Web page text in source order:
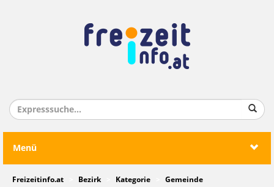
Menü
Freizeitinfo.at Bezirk Kategorie
Gemeinde